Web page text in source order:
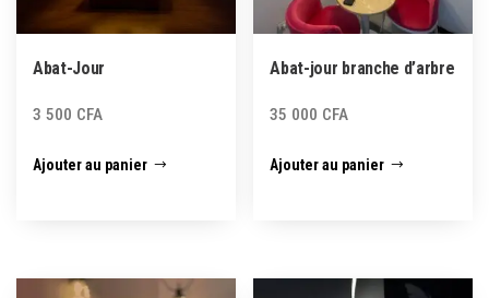
Abat-Jour
3 500 CFA
Ajouter au panier
Abat-jour branche d’arbre
35 000 CFA
Ajouter au panier